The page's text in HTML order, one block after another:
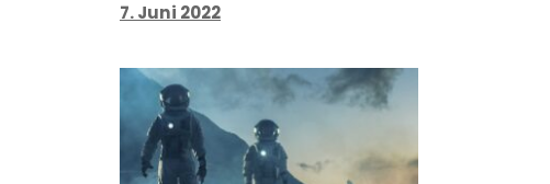
7. Juni 2022